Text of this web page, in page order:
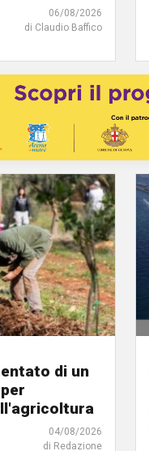
06/08/2026
di Claudio Baffico
di un
04/08/2026
di Redazione